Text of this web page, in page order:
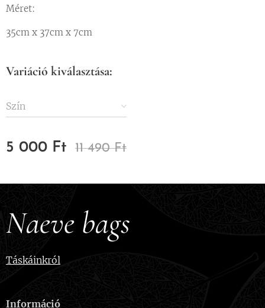
Méret:
35cm x 37cm x 7cm
Variáció kiválasztása:
Szín
5 000 Ft 11 490Ft
Naeve bags
Táskáinkról
Információ